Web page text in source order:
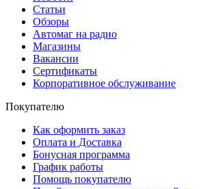
Статьи
Обзоры
Автомаг на радио
Магазины
Вакансии
Сертификаты
Корпоративное обслуживание
Покупателю
Как оформить заказ
Оплата и Доставка
Бонусная программа
График работы
Помощь покупателю